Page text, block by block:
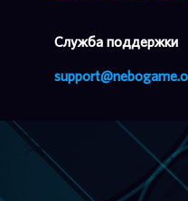
Cлужба поддержки